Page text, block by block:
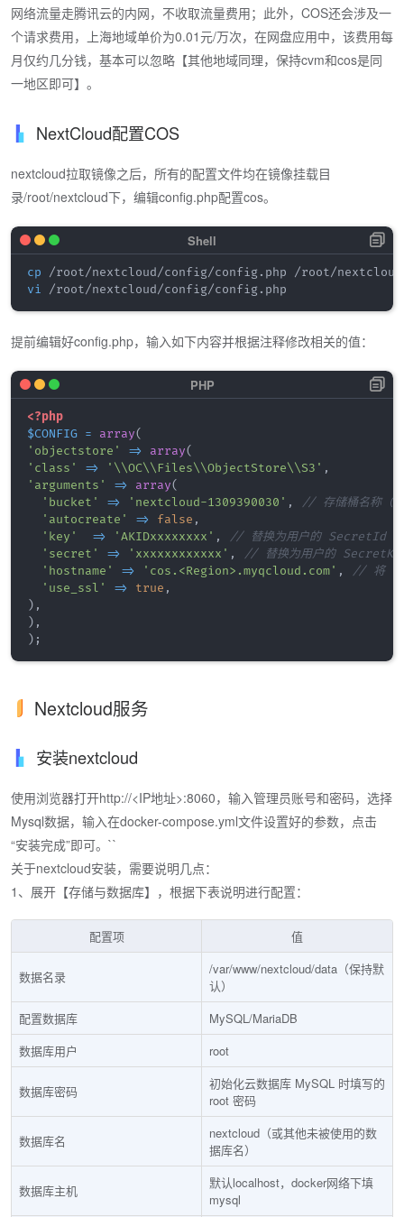
网络流量走腾讯云的内网，不收取流量费用；此外，COS还会涉及一
个请求费用，上海地域单价为0.01元/万次，在网盘应用中，该费用每
月仅约几分钱，基本可以忽略【其他地域同理，保持cvm和cos是同
一地区即可】。
NextCloud配置COS
nextcloud拉取镜像之后，所有的配置文件均在镜像挂载目
录/root/nextcloud下，编辑config.php配置cos。
cp
vi
提前编辑好config.php，输入如下内容并根据注释修改相关的值：
<?php
$CONFIG = array(
'objectstore'
=> array(
'class'
=> '\\OC\\Files\\ObjectStore\\S3' ,
'arguments'
=> array(
'bucket'
=> 'nextcloud-1309390030' ,
// 存储桶名称（
'autocreate'
=> false ,
'key'
=> 'AKIDxxxxxxxx' ,
// 替换为用户的 SecretId
'secret'
=> 'xxxxxxxxxxxx' ,
// 替换为用户的
'hostname'
=> 'cos.<Region>.myqcloud.com' ,
// 将
'use_ssl'
=> true ,
) ,
) ,
) ;
Nextcloud服务
安装nextcloud
使用浏览器打开http://<IP地址>:8060，输入管理员账号和密码，选择
Mysql数据，输入在docker-compose.yml文件设置好的参数，点击
“安装完成”即可。``
关于nextcloud安装，需要说明几点：
1、展开【存储与数据库】，根据下表说明进行配置：
配置项 值
数据名录
/var/www/nextcloud/data（保持默
认）
配置数据库
MySQL/MariaDB
数据库用户
root
数据库密码
初始化云数据库 MySQL 时填写的
root 密码
数据库名
nextcloud（或其他未被使用的数
据库名）
数据库主机
默认localhost，docker网络下填
mysql